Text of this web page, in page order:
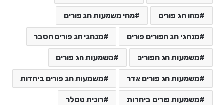
מהו חג פורים מהי משמעות חג פורים
מנהגי חג הפורים פורים מנהגי חג פורים הסבר
משמעות חג הפורים משמעות חג פורים
משמעות חג פורים אדר משמעות חג פורים ביהדות
משמעות פורים ביהדות רונית טסלר